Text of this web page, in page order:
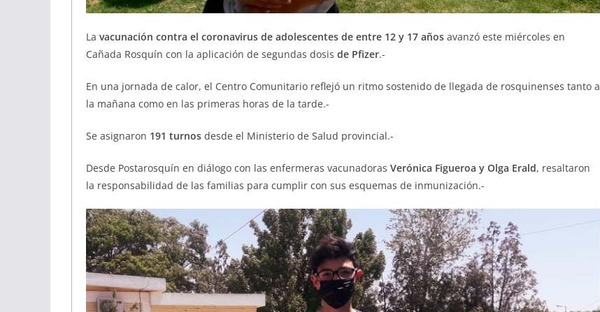
La vacunación contra el coronavirus de adolescentes de entre 12 y 17 años avanzó este miércoles en
Cañada Rosquín con la aplicación de segundas dosis de Pfizer.-
En una jornada de calor, el Centro Comunitario reflejó un ritmo sostenido de llegada de rosquinenses tanto a
la mañana como en las primeras horas de la tarde.-
Se asignaron 191 turnos desde el Ministerio de Salud provincial.-
Desde Postarosquín en diálogo con las enfermeras vacunadoras Verónica Figueroa y Olga Erald, resaltaron
la responsabilidad de las familias para cumplir con sus esquemas de inmunización.-